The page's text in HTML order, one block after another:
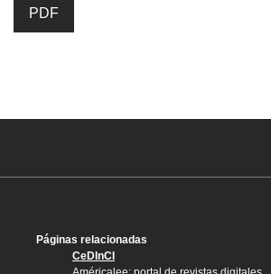
PDF
Páginas relacionadas
CeDInCI